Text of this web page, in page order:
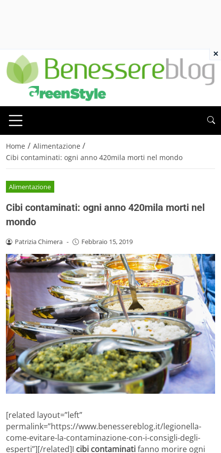
Home / Alimentazione /
Cibi contaminati: ogni anno 420mila morti nel mondo
Alimentazione
Cibi contaminati: ogni anno 420mila morti nel
mondo
Patrizia Chimera - Febbraio 15, 2019
[related layout=”left”
permalink=”https://www.benessereblog.it/legionella-
come-evitare-la-contaminazione-con-i-consigli-degli-
esperti”][/related]I cibi contaminatifanno morire ogni
×